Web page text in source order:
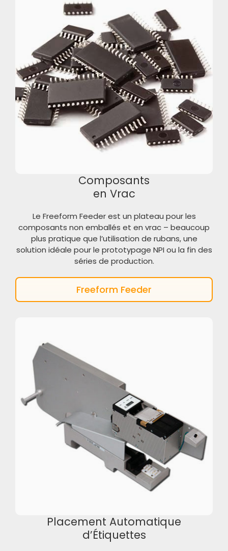
Composants
en Vrac
Le Freeform Feeder est un plateau pour les
composants non emballés et en vrac – beaucoup
plus pratique que l’utilisation de rubans, une
solution idéale pour le prototypage NPI ou la fin des
séries de production.
Freeform Feeder
Placement Automatique
d’Étiquettes